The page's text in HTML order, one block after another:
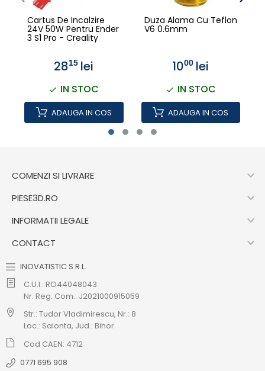
Cartus De Incalzire
24V 50W Pentru Ender
3 S1 Pro - Creality
2815 lei
IN STOC
ADAUGA IN COS
Duza Alama Cu Teflon
V6 0.6mm
1000 lei
IN STOC
ADAUGA IN COS
COMENZI SI LIVRARE 
PIESE3D.RO 
INFORMATII LEGALE 
CONTACT 
INOVATISTIC S.R.L.
C.U.I.: RO44048043
Nr. Reg. Com.: J2021000915059
Str.: Tudor Vladimirescu, Nr.: 8
Loc.: Salonta, Jud.: Bihor
Cod CAEN: 4712
0771 695 908